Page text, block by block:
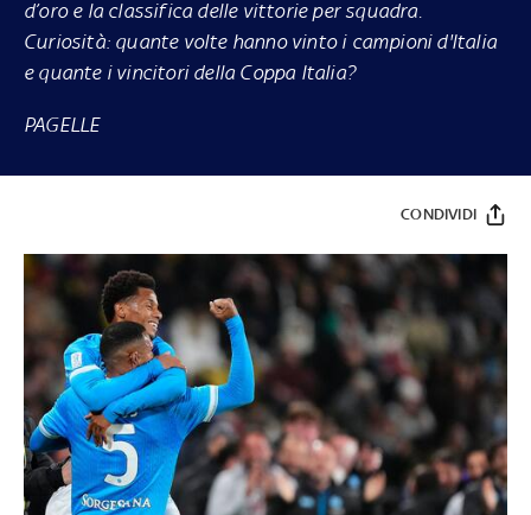
d’oro e la classifica delle vittorie per squadra.
Curiosità: quante volte hanno vinto i campioni d'Italia
e quante i vincitori della Coppa Italia?
PAGELLE
CONDIVIDI